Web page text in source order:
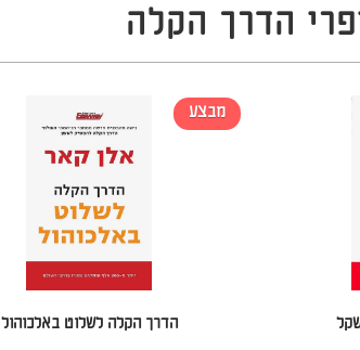
הדרך הקלה
הדרך הקלה לשלוט באלכוהול
מבצע